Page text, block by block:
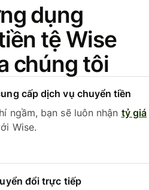
dụng
tệ Wise
chúng tôi
cấp dịch vụ chuyển tiền
ngầm, bạn sẽ luôn nhận tỷ giá
Wise.
đổi trực tiếp